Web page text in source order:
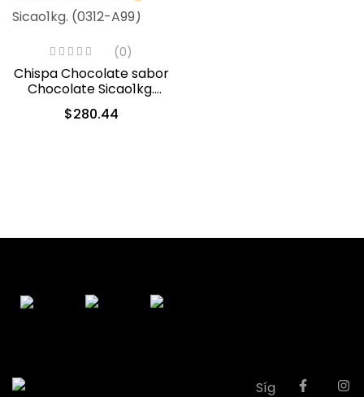
(0)
Chispa Chocolate sabor
Chocolate Sicao1kg.
(0312-A99)
$280.44
Síg